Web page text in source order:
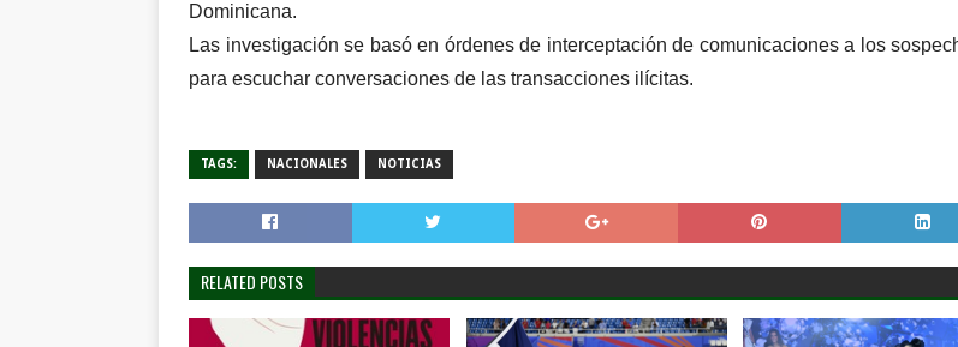
Dominicana.
Las investigación se basó en órdenes de interceptación de comunicaciones a los
para escuchar conversaciones de las transacciones ilícitas.
TAGS: NACIONALES NOTICIAS
RELATED POSTS